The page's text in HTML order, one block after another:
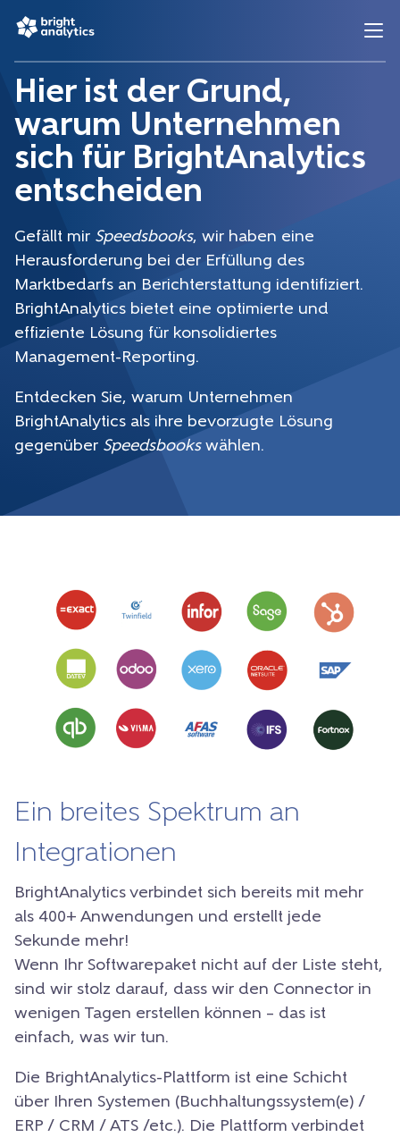
Hier ist der Grund,
warum Unternehmen
sich für BrightAnalytics
entscheiden
Gefällt mir Speedsbooks, wir haben eine
Herausforderung bei der Erfüllung des
Marktbedarfs an Berichterstattung identifiziert.
BrightAnalytics bietet eine optimierte und
effiziente Lösung für konsolidiertes
Management-Reporting.
Entdecken Sie, warum Unternehmen
BrightAnalytics als ihre bevorzugte Lösung
gegenüber Speedsbooks wählen.
Ein breites Spektrum an
Integrationen
BrightAnalytics verbindet sich bereits mit mehr
als 400+ Anwendungen und erstellt jede
Sekunde mehr!
Wenn Ihr Softwarepaket nicht auf der Liste steht,
sind wir stolz darauf, dass wir den Connector in
wenigen Tagen erstellen können – das ist
einfach, was wir tun.
Die BrightAnalytics-Plattform ist eine Schicht
über Ihren Systemen (Buchhaltungssystem(e) /
ERP / CRM / ATS /etc.). Die Plattform verbindet